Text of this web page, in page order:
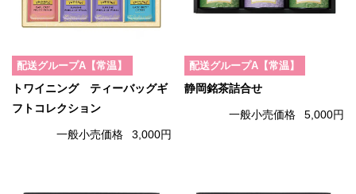
配送グループA【常温】
トワイニング ティーバッグギ
フトコレクション
一般小売価格 3,000円
配送グループA【常温】
静岡銘茶詰合せ
一般小売価格 5,000円